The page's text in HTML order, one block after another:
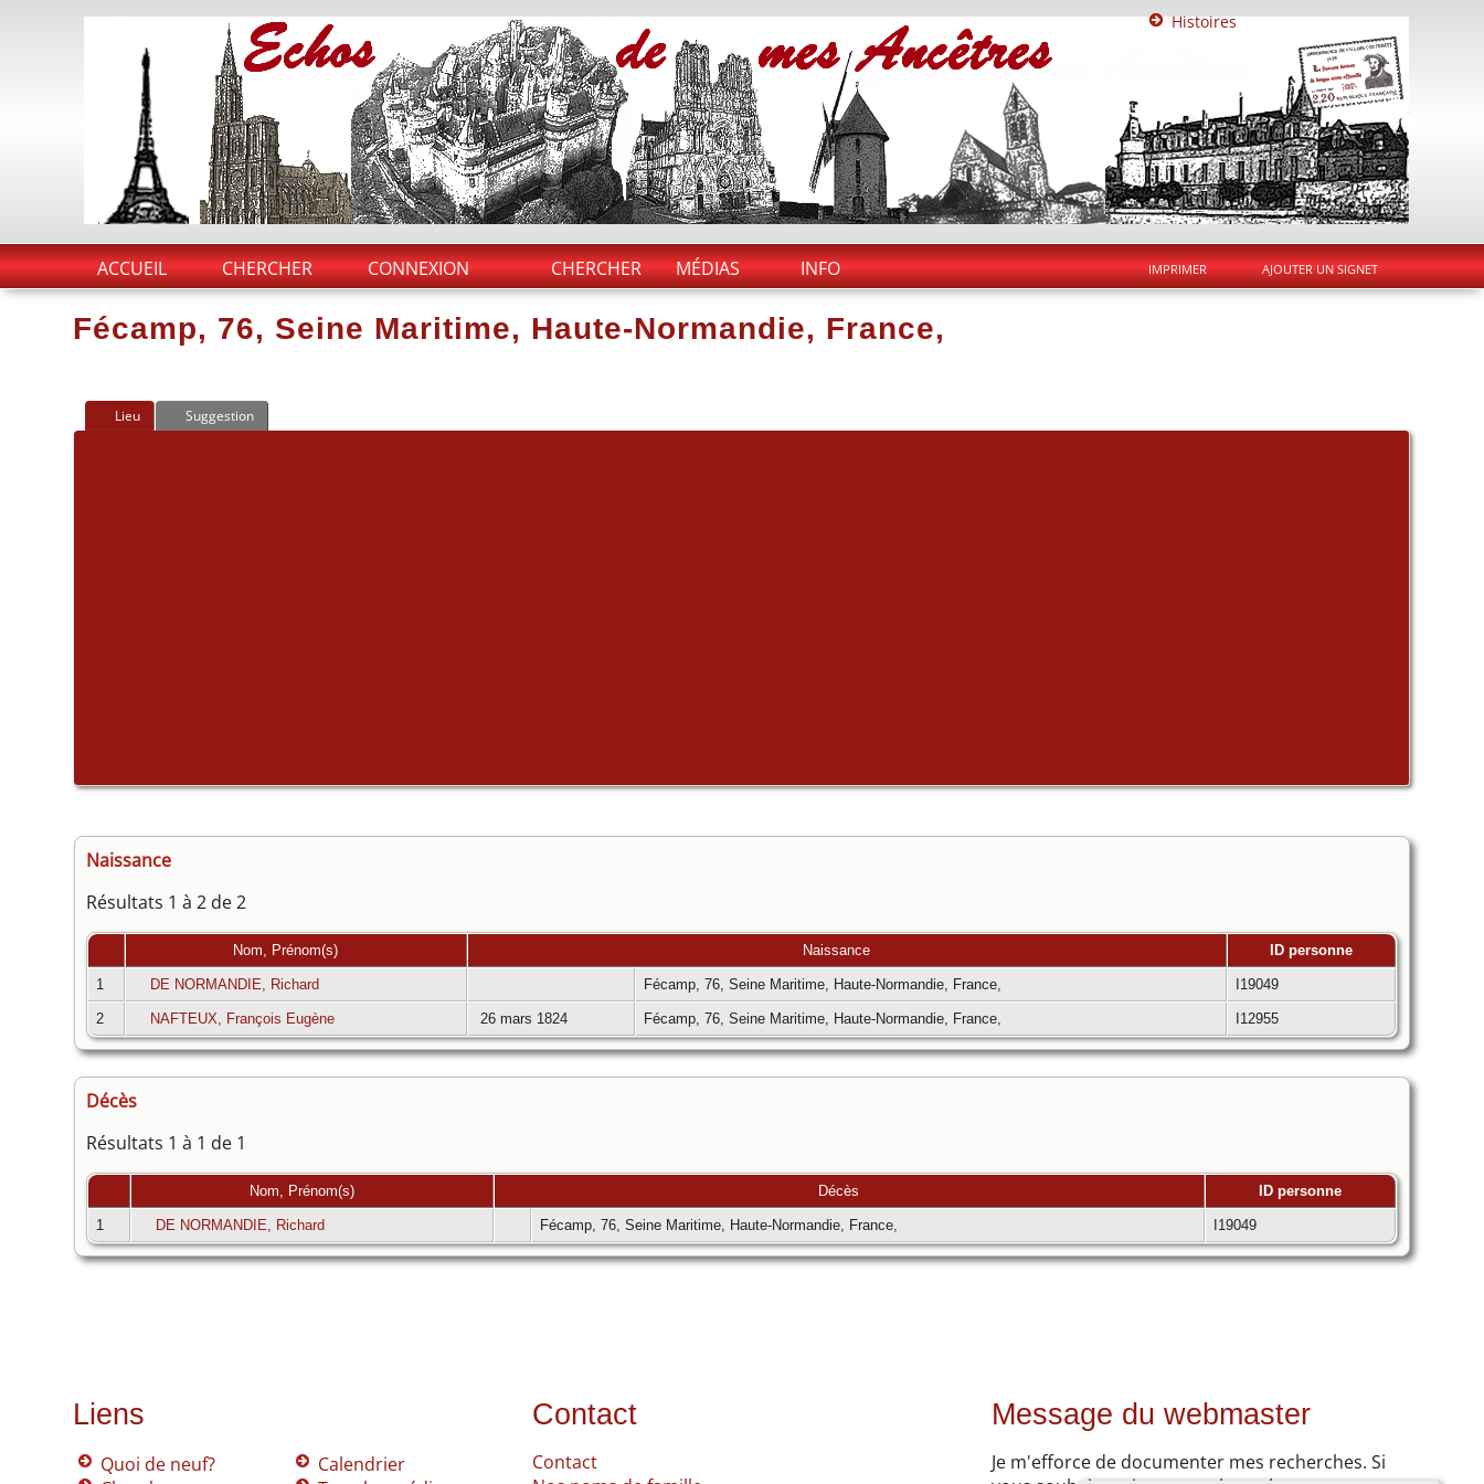
Histoires
CHERCHER MÉDIAS INFO
ACCUEIL CHERCHER CONNEXION IMPRIMER AJOUTER UN SIGNET
Fécamp, 76, Seine Maritime, Haute-Normandie, France,
Lieu Suggestion
Naissance
Résultats 1 à 2 de 2
Nom, Prénom(s) Naissance ID personne
1 DE NORMANDIE, Richard Fécamp, 76, Seine Maritime, Haute-Normandie, France, I19049
2 NAFTEUX, François Eugène 26 mars 1824 Fécamp, 76, Seine Maritime, Haute-Normandie, France, I12955
Décès
Résultats 1 à 1 de 1
Nom, Prénom(s) Décès ID personne
1 DE NORMANDIE, Richard Fécamp, 76, Seine Maritime, Haute-Normandie, France, I19049
Liens
Quoi de neuf?
Calendrier
Contact
Contact
Message du webmaster
Je m'efforce de documenter mes recherches. Si